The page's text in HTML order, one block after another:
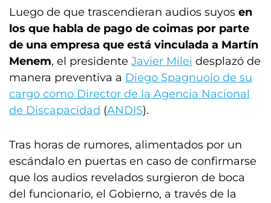
Luego de que trascendieran audios suyos en
los que habla de pago de coimas por parte
de una empresa que está vinculada a Martín
Menem, el presidente Javier Milei desplazó de
manera preventiva a Diego Spagnuolo de su
cargo como Director de la Agencia Nacional
de Discapacidad (ANDIS).
Tras horas de rumores, alimentados por un
escándalo en puertas en caso de confirmarse
que los audios revelados surgieron de boca
del funcionario, el Gobierno, a través de la